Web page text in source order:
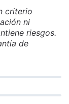
criterio
ni
riesgos.
de